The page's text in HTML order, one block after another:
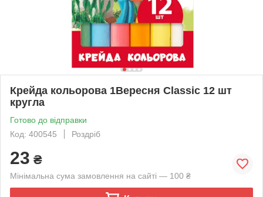
Крейда кольорова 1Вересня Classic 12 шт
кругла
Готово до відправки
Код: 400545
Роздріб
23 ₴
Мінімальна сума замовлення на сайті — 100 ₴